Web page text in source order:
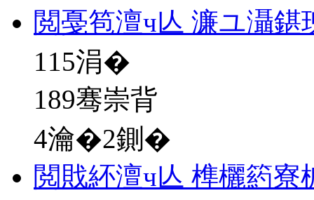
閲戞笣澶ч亾 濂ユ灄鍖
115涓�
189骞崇背
4瀹�2鍘�
閲戝紑澶ч亾 榫欐箹寮